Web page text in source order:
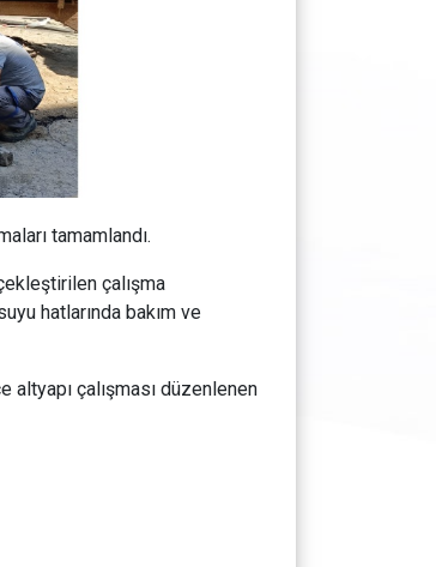
tamamlandı.
çalışma
hatlarında bakım ve
altyapı çalışması düzenlenen